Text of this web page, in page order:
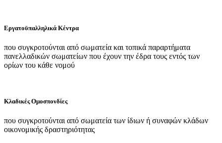
Εργατοϋπαλληλικά Κέντρα
που συγκροτούνται από σωματεία και τοπικά παραρτήματα
πανελλαδικών σωματείων που έχουν την έδρα τους εντός των
ορίων του κάθε νομού
Κλαδικές Ομοσπονδίες
που συγκροτούνται από σωματεία των ίδιων ή συναφών κλάδων
οικονομικής δραστηριότητας